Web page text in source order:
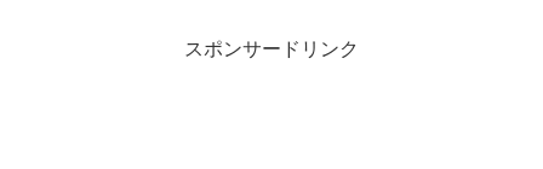
スポンサードリンク